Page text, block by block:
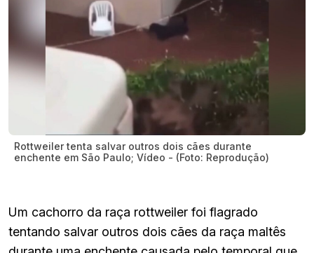
Rottweiler tenta salvar outros dois cães durante
enchente em São Paulo; Vídeo - (Foto: Reprodução)
Um cachorro da raça rottweiler foi flagrado
tentando salvar outros dois cães da raça maltês